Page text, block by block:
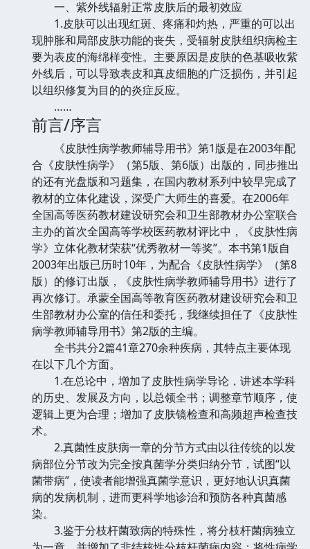
一、紫外线辐射正常皮肤后的最初效应
1.皮肤可以出现红斑、疼痛和灼热，严重的可以出
现肿胀和局部皮肤功能的丧失，受辐射皮肤组织病检主
要为表皮的海绵样变性。主要原因是皮肤的色基吸收紫
外线后，可以导致表皮和真皮细胞的广泛损伤，并引起
以组织修复为目的的炎症反应。
……
前言/序言
《皮肤性病学教师辅导用书》第1版是在2003年配
合《皮肤性病学》（第5版、第6版）出版的，同步推出
的还有光盘版和习题集，在国内教材系列中较早完成了
教材的立体化建设，深受广大师生的喜爱。在2006年
全国高等医药教材建设研究会和卫生部教材办公室联合
主办的首次全国高等学校医药教材评比中，《皮肤性病
学》立体化教材荣获“优秀教材一等奖”。本书第1版自
2003年出版已历时10年，为配合《皮肤性病学》（第8
版）的修订出版，《皮肤性病学教师辅导用书》进行了
再次修订。承蒙全国高等教育医药教材建设研究会和卫
生部教材办公室的信任和委托，我继续担任了《皮肤性
病学教师辅导用书》第2版的主编。
全书共分2篇41章270余种疾病，其特点主要体现
在以下几个方面。
1.在总论中，增加了皮肤性病学导论，讲述本学科
的历史、发展及方向，以总领全书；调整章节顺序，使
逻辑上更为合理；增加了皮肤镜检查和高频超声检查技
术。
2.真菌性皮肤病一章的分节方式由以往传统的以发
病部位分节改为完全按真菌学分类归纳分节，试图“以
菌带病”，使读者能增强真菌学意识，更好地认识真菌
病的发病机制，进而更科学地诊治和预防各种真菌感
染。
3.鉴于分枝杆菌致病的特殊性，将分枝杆菌病独立